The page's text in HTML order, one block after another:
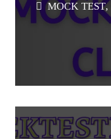
MOCK TEST,